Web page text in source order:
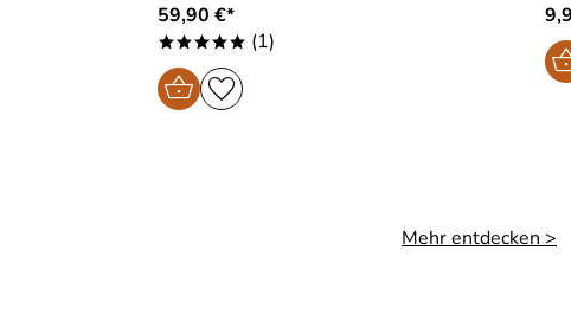
59,90 €*
***** (1)
Mehr entdecken >